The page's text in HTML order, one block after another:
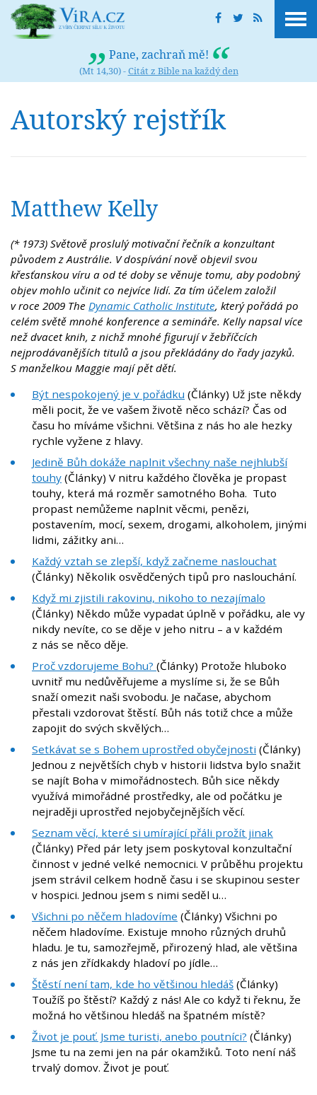
Pane, zachraň mě!
(Mt 14,30) -Citát z Bible na každý den
Autorský rejstřík
Matthew Kelly
(* 1973) Světově proslulý motivační řečník a konzultant
původem z Austrálie. V dospívání nově objevil svou
křesťanskou víru a od té doby se věnuje tomu, aby podobný
objev mohlo učinit co nejvíce lidí. Za tím účelem založil
v roce 2009 The Dynamic Catholic Institute, který pořádá po
celém světě mnohé konference a semináře. Kelly napsal více
než dvacet knih, z nichž mnohé figurují v žebříčcích
nejprodávanějších titulů a jsou překládány do řady jazyků.
S manželkou Maggie mají pět dětí.
Být nespokojený je v pořádku (Články) Už jste někdy
měli pocit, že ve vašem životě něco schází? Čas od
času ho míváme všichni. Většina z nás ho ale hezky
rychle vyžene z hlavy.
Jedině Bůh dokáže naplnit všechny naše nejhlubší
touhy (Články) V nitru každého člověka je propast
touhy, která má rozměr samotného Boha. Tuto
propast nemůžeme naplnit věcmi, penězi,
postavením, mocí, sexem, drogami, alkoholem, jinými
lidmi, zážitky ani…
Každý vztah se zlepší, když začneme naslouchat
(Články) Několik osvědčených tipů pro naslouchání.
Když mi zjistili rakovinu, nikoho to nezajímalo
(Články) Někdo může vypadat úplně v pořádku, ale vy
nikdy nevíte, co se děje v jeho nitru – a v každém
z nás se něco děje.
Proč vzdorujeme Bohu? (Články) Protože hluboko
uvnitř mu nedůvěřujeme a myslíme si, že se Bůh
snaží omezit naši svobodu. Je načase, abychom
přestali vzdorovat štěstí. Bůh nás totiž chce a může
zapojit do svých skvělých…
Setkávat se s Bohem uprostřed obyčejnosti (Články)
Jednou z největších chyb v historii lidstva bylo snažit
se najít Boha v mimořádnostech. Bůh sice někdy
využívá mimořádné prostředky, ale od počátku je
nejraději uprostřed nejobyčejnějších věcí.
Seznam věcí, které si umírající přáli prožít jinak
(Články) Před pár lety jsem poskytoval konzultační
činnost v jedné velké nemocnici. V průběhu projektu
jsem strávil celkem hodně času i se skupinou sester
v hospici. Jednou jsem s nimi seděl u…
Všichni po něčem hladovíme (Články) Všichni po
něčem hladovíme. Existuje mnoho různých druhů
hladu. Je tu, samozřejmě, přirozený hlad, ale většina
z nás jen zřídkakdy hladoví po jídle…
Štěstí není tam, kde ho většinou hledáš (Články)
Toužíš po štěstí? Každý z nás! Ale co když ti řeknu, že
možná ho většinou hledáš na špatném místě?
Život je pouť. Jsme turisti, anebo poutníci? (Články)
Jsme tu na zemi jen na pár okamžiků. Toto není náš
trvalý domov. Život je pouť.